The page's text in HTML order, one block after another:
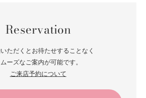
Reservation
ただくとお待たせすることなく
ムーズなご案内が可能です。
ご来店予約について